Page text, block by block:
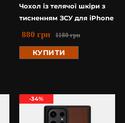
Чохол із телячої шкіри з
тисненням ЗСУ для iPhone
1180грн
880 грн
КУПИТИ
-34%